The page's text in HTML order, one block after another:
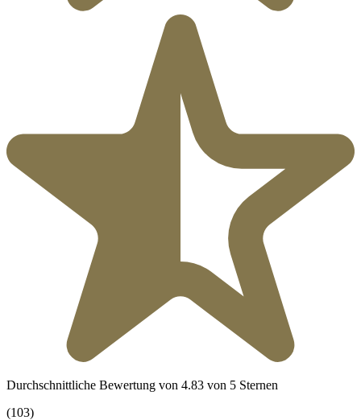
Durchschnittliche Bewertung von 4.83 von 5 Sternen
(103)